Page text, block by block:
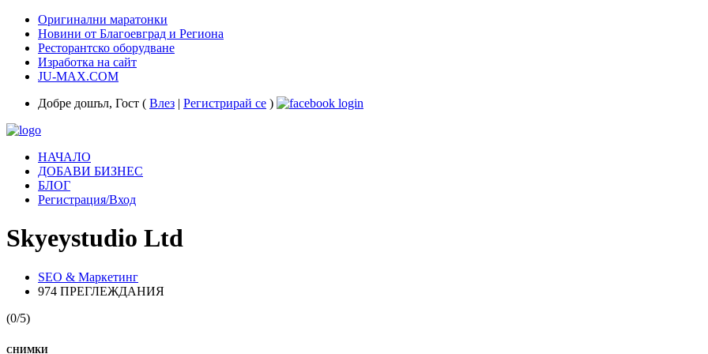
Оригинални маратонки
Новини от Благоевград и Региона
Ресторантско оборудване
Изработка на сайт
JU-MAX.COM
Добре дошъл, Гост ( Влез | Регистрирай се )
НАЧАЛО
ДОБАВИ БИЗНЕС
БЛОГ
Регистрация/Вход
Skyeystudio Ltd
SEO & Маркетинг
974 ПРЕГЛЕЖДАНИЯ
(0/5)
СНИМКИ